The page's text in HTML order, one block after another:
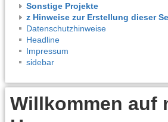
Sonstige Projekte
z Hinweise zur Erstellung dieser
Datenschutzhinweise
Headline
Impressum
sidebar
Willkommen auf